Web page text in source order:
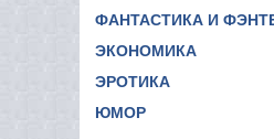
ФАНТАСТИКА И
ЭКОНОМИКА
ЭРОТИКА
ЮМОР